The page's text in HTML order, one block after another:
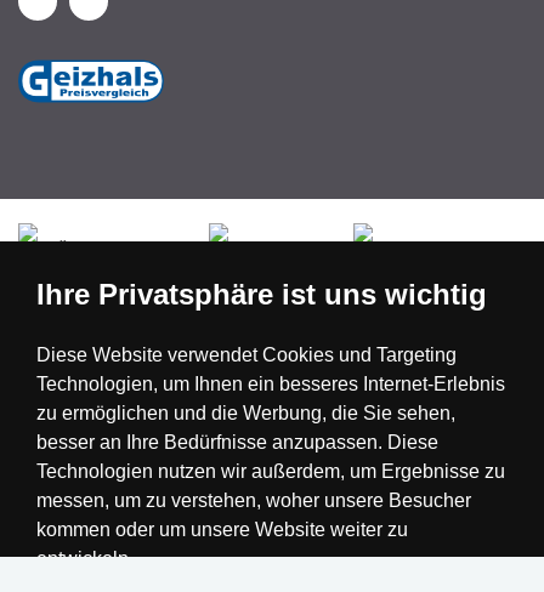
Nederland
Ihre Privatsphäre ist uns wichtig
Diese Website verwendet Cookies und Targeting
Technologien, um Ihnen ein besseres Internet-Erlebnis
zu ermöglichen und die Werbung, die Sie sehen,
besser an Ihre Bedürfnisse anzupassen. Diese
Technologien nutzen wir außerdem, um Ergebnisse zu
messen, um zu verstehen, woher unsere Besucher
kommen oder um unsere Website weiter zu
entwickeln.